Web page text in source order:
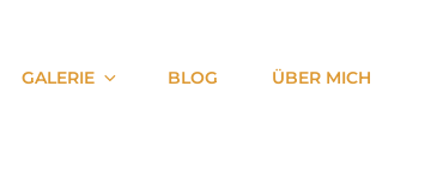
GALERIE BLOG ÜBER MICH